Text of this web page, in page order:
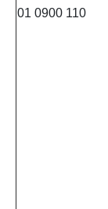
01 0900 110